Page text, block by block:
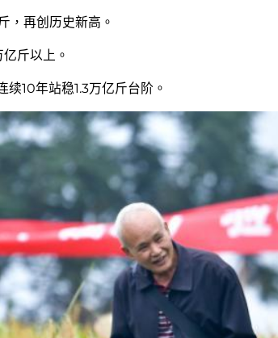
，再创历史新高。
斤以上。
10年站稳1.3万亿斤台阶。